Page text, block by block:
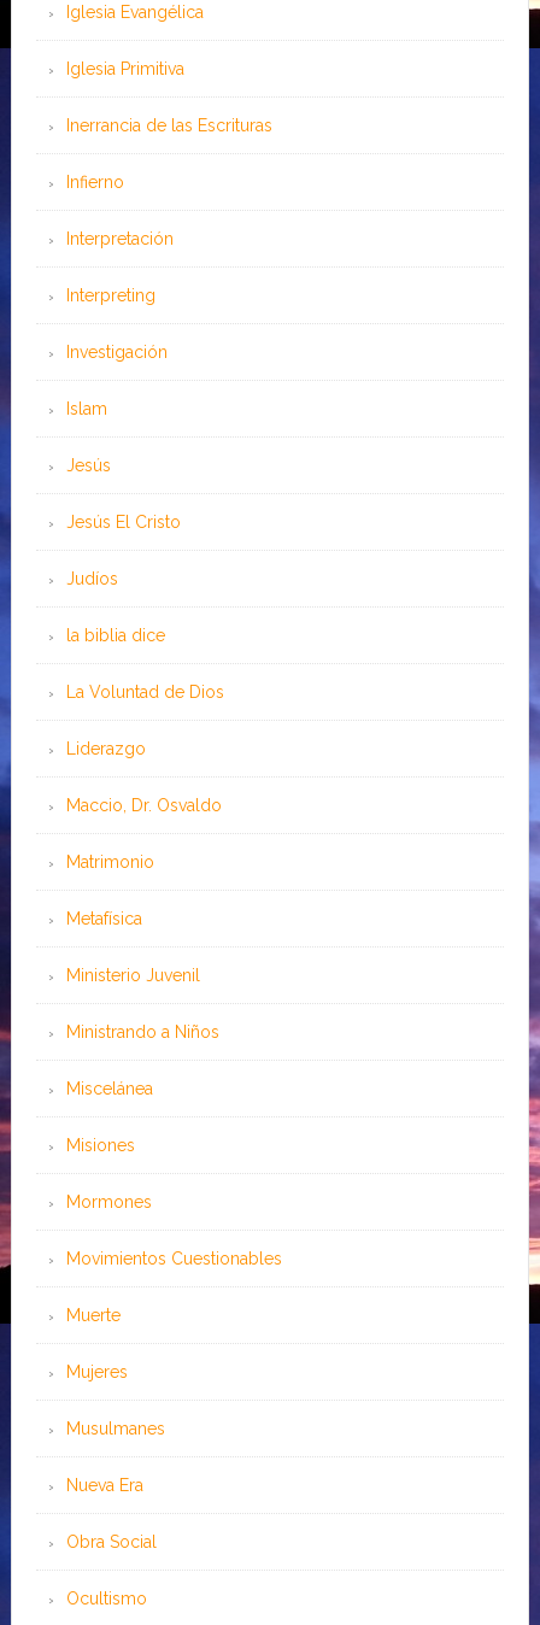
Iglesia Evangélica
Iglesia Primitiva
Inerrancia de las Escrituras
Infierno
Interpretación
Interpreting
Investigación
Islam
Jesús
Jesús El Cristo
Judíos
la biblia dice
La Voluntad de Dios
Liderazgo
Maccio, Dr. Osvaldo
Matrimonio
Metafísica
Ministerio Juvenil
Ministrando a Niños
Miscelánea
Misiones
Mormones
Movimientos Cuestionables
Muerte
Mujeres
Musulmanes
Nueva Era
Obra Social
Ocultismo